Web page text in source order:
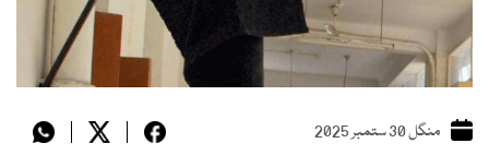
منگل 30 ستمبر 2025